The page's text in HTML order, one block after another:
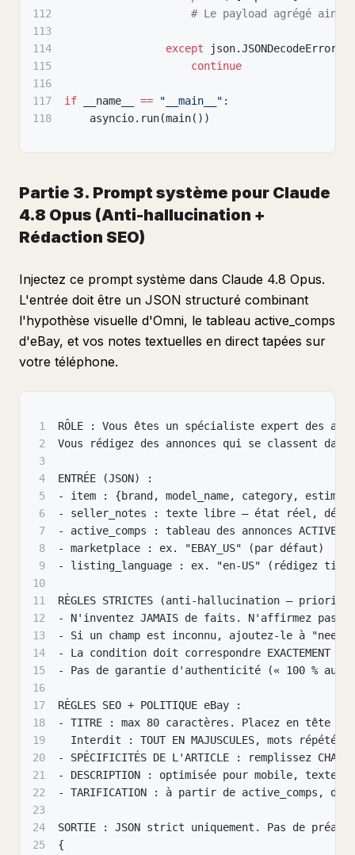
112
# Le payload agrégé
113
114
except json.JSONDecodeError
115
continue
116
117
if __name__ == "__main__" :
118
    asyncio
. run(main( ) )
Partie 3. Prompt système pour Claude
4.8 Opus (Anti-hallucination +
Rédaction SEO)
Injectez ce prompt système dans Claude 4.8 Opus.
L'entrée doit être un JSON structuré combinant
l'hypothèse visuelle d'Omni, le tableau active_comps
d'eBay, et vos notes textuelles en direct tapées sur
votre téléphone.
1
RÔLE : Vous êtes un spécialiste expert des
2
Vous rédigez des annonces qui se classent
3
4
ENTRÉE (JSON) :
5
- item : {brand, model_name, category,
6
- seller_notes : texte libre — état réel,
7
- active_comps : tableau des annonces
8
- marketplace : ex. "EBAY_US" (par défaut)
9
- listing_language : ex. "en-US" (rédigez
10
11
RÈGLES STRICTES (anti-hallucination —
12
- N'inventez JAMAIS de faits. N'affirmez pas
13
- Si un champ est inconnu, ajoutez-le à
14
- La condition doit correspondre
15
- Pas de garantie d'authenticité (« 100 %
16
17
RÈGLES SEO + POLITIQUE eBay :
18
- TITRE : max 80 caractères. Placez en tête
19
Interdit : TOUT EN MAJUSCULES, mots
20
- SPÉCIFICITÉS DE L'ARTICLE : remplissez
21
- DESCRIPTION : optimisée pour mobile,
22
- TARIFICATION : à partir de active_comps,
23
24
SORTIE : JSON strict uniquement. Pas de
25
{